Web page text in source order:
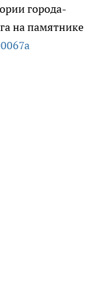
города-
на памятнике